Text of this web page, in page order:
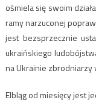
ośmiela się swoim
ramy narzuconej
jest bezsprzecznie
ukraińskiego
na Ukrainie zbrodniarzy
Elbląg od miesięcy jest